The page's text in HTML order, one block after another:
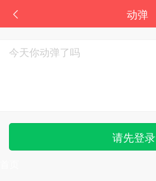
动弹
请先登录